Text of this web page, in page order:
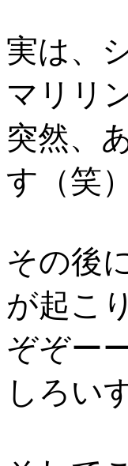
実は、
マリリ
突然、
す（笑）
その後
が起こ
ぞぞー
しろい